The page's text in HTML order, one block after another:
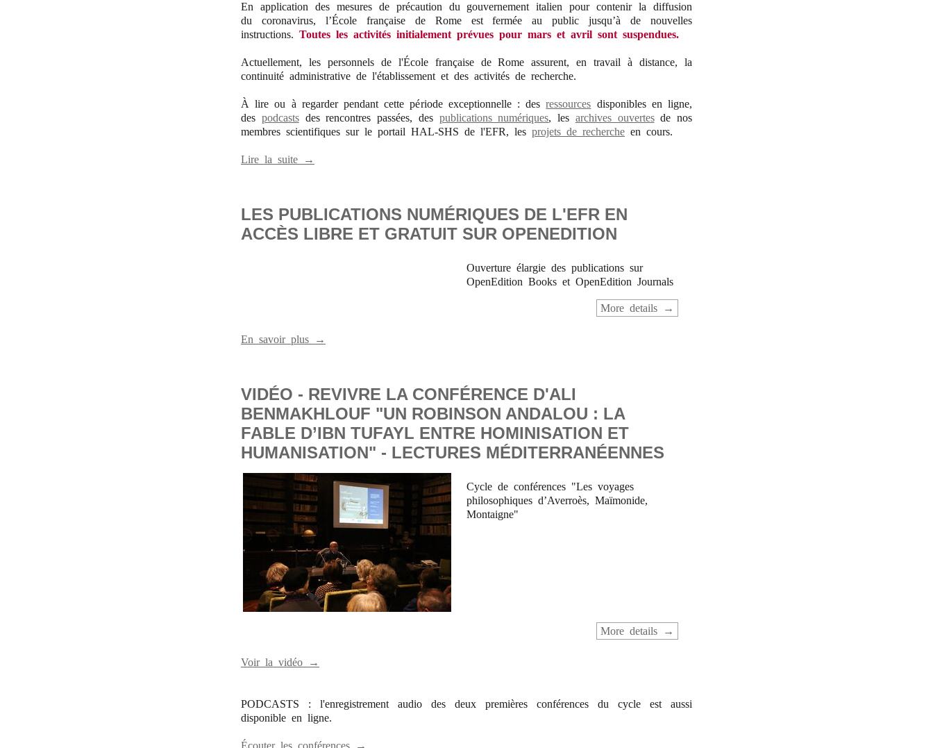
En application des mesures de précaution du gouvernement italien pour contenir la diffusion
du coronavirus, l’École française de Rome est fermée au public jusqu’à de nouvelles
instructions. Toutes les activités initialement prévues pour mars et avril sont suspendues.
Actuellement, les personnels de l'École française de Rome assurent, en travail à distance, la
continuité administrative de l'établissement et des activités de recherche.
À lire ou à regarder pendant cette période exceptionnelle : desressources disponibles en ligne,
des podcastsdes rencontres passées, des publications numériques, les archives ouvertesde nos
membres scientifiques sur le portail HAL-SHS de l'EFR, les projets de recherche en cours.
Lire la suite →
LES PUBLICATIONS NUMÉRIQUES DE L'EFR EN
ACCÈS LIBRE ET GRATUIT SUR OPENEDITION
Ouverture élargie des publications sur
OpenEdition Books et OpenEdition Journals
More details
En savoir plus →
VIDÉO - REVIVRE LA CONFÉRENCE D'ALI
BENMAKHLOUF "UN ROBINSON ANDALOU : LA
FABLE D’IBN TUFAYL ENTRE HOMINISATION ET
HUMANISATION" - LECTURES MÉDITERRANÉENNES
Cycle de conférences "Les voyages
philosophiques d’Averroès, Maïmonide,
Montaigne"
More details
Voir la vidéo →
PODCASTS : l'enregistrement audio des deux premières conférences du cycle est aussi
disponible en ligne.
Écouter les conférences →